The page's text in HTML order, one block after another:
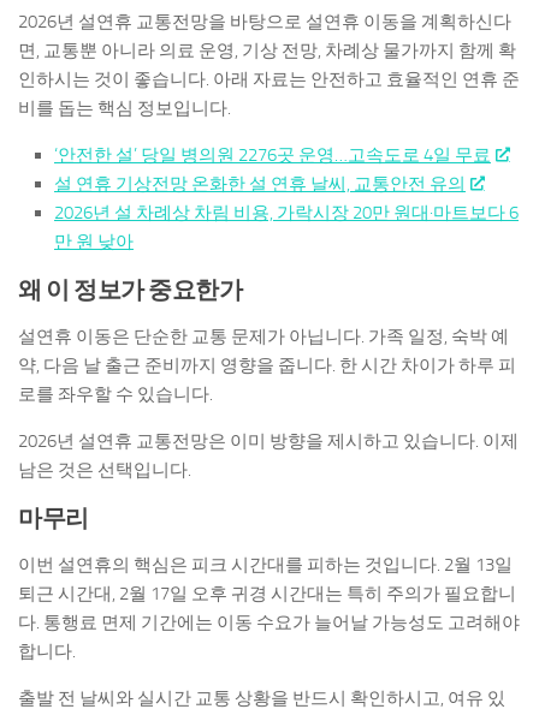
2026년 설연휴 교통전망을 바탕으로 설연휴 이동을 계획하신다
면, 교통뿐 아니라 의료 운영, 기상 전망, 차례상 물가까지 함께 확
인하시는 것이 좋습니다. 아래 자료는 안전하고 효율적인 연휴 준
비를 돕는 핵심 정보입니다.
‘안전한 설’ 당일 병의원 2276곳 운영…고속도로 4일 무료
설 연휴 기상전망 온화한 설 연휴 날씨, 교통안전 유의
2026년 설 차례상 차림 비용, 가락시장 20만 원대·마트보다 6
만 원 낮아
왜 이 정보가 중요한가
설연휴 이동은 단순한 교통 문제가 아닙니다. 가족 일정, 숙박 예
약, 다음 날 출근 준비까지 영향을 줍니다. 한 시간 차이가 하루 피
로를 좌우할 수 있습니다.
2026년 설연휴 교통전망은 이미 방향을 제시하고 있습니다. 이제
남은 것은 선택입니다.
마무리
이번 설연휴의 핵심은 피크 시간대를 피하는 것입니다. 2월 13일
퇴근 시간대, 2월 17일 오후 귀경 시간대는 특히 주의가 필요합니
다. 통행료 면제 기간에는 이동 수요가 늘어날 가능성도 고려해야
합니다.
출발 전 날씨와 실시간 교통 상황을 반드시 확인하시고, 여유 있